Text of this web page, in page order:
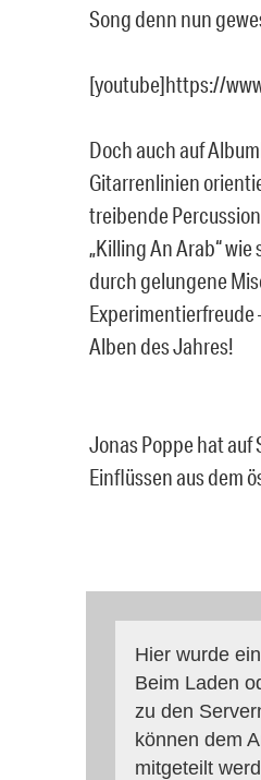
Song denn nun
[youtube]https://
Doch auch auf
Gitarrenlinien
treibende
„Killing An Arab“
durch gelungene
Experimentierfreude
Alben des Jahres!
Jonas Poppe hat
Einflüssen aus dem
Hier wurde
Beim Laden
zu den
können dem
mitgeteilt